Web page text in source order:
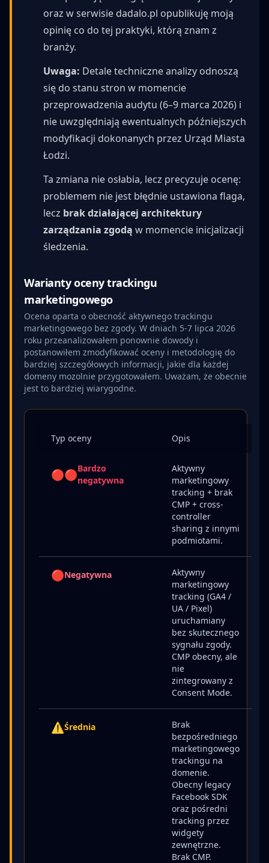
oraz w serwisie dadalo.pl opublikuję moją
opinię co do tej praktyki, którą znam z
branży.
Uwaga: Detale techniczne analizy odnoszą
się do stanu stron w momencie
przeprowadzenia audytu (6–9 marca 2026) i
nie uwzględniają ewentualnych późniejszych
modyfikacji dokonanych przez Urząd Miasta
Łodzi.
Ta zmiana nie osłabia, lecz precyzuje ocenę:
problemem nie jest błędnie ustawiona flaga,
lecz brak działającej architektury
zarządzania zgodą w momencie inicjalizacji
śledzenia.
Warianty oceny trackingu
marketingowego
Ocena oparta o obecność aktywnego trackingu
marketingowego bez zgody. W dniach 5-7 lipca 2026
roku przeanalizowałem ponownie dowody i
postanowiłem zmodyfikować oceny i metodologię do
bardziej szczegółowych informacji, jakie dla każdej
domeny mozolnie przygotowałem. Uważam, że obecnie
jest to bardziej wiarygodne.
Typ oceny Opis
🔴🔴Bardzo
negatywna
Aktywny
marketingowy
tracking + brak
CMP + cross-
controller
sharing z innymi
podmiotami.
🔴Negatywna
Aktywny
marketingowy
tracking (GA4 /
UA / Pixel)
uruchamiany
bez skutecznego
sygnału zgody.
CMP obecny, ale
nie
zintegrowany z
Consent Mode.
⚠️Średnia
Brak
bezpośredniego
marketingowego
trackingu na
domenie.
Obecny legacy
Facebook SDK
oraz pośredni
tracking przez
widgety
zewnętrzne.
Brak CMP.